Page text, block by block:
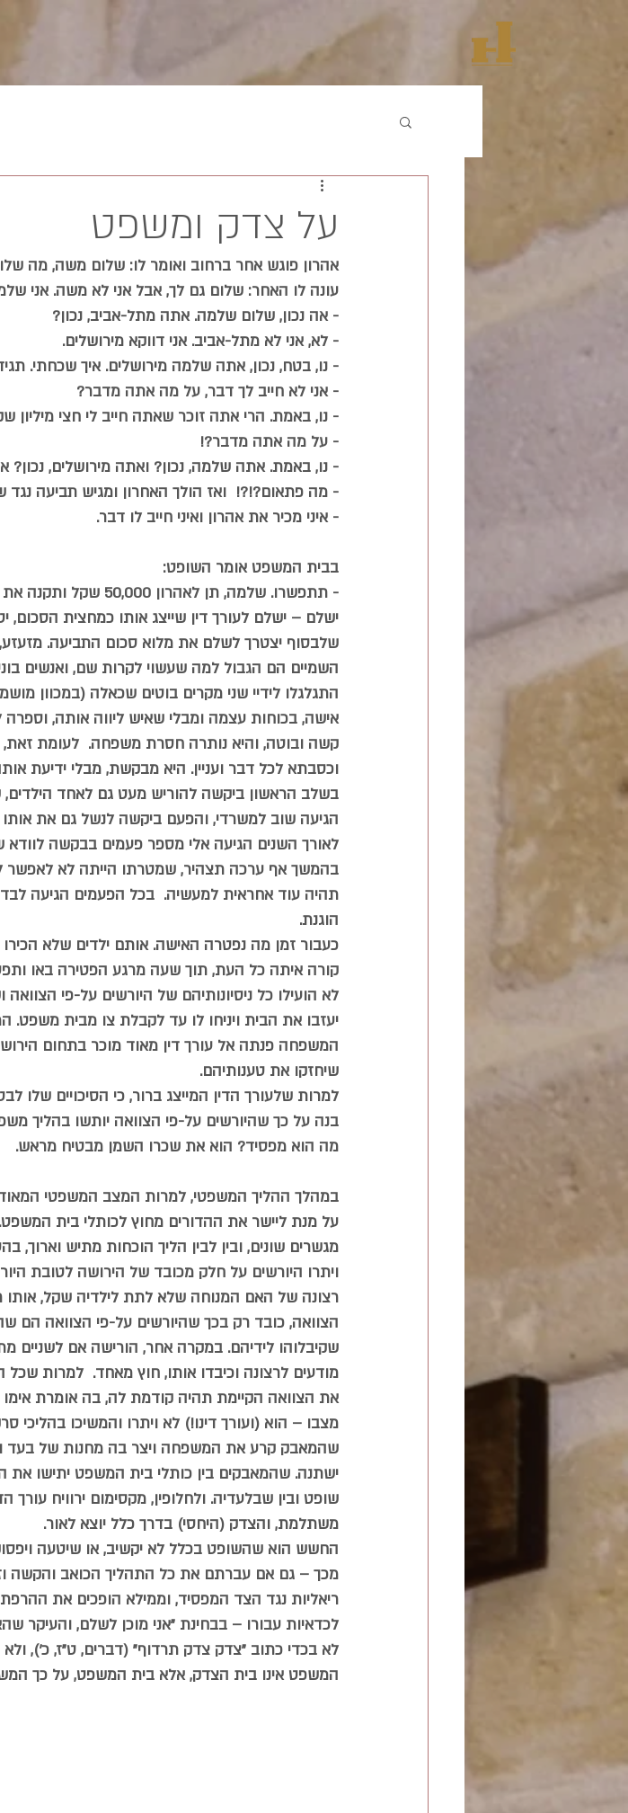
על צדק ומשפט
אהרון פוגש אחר ברחוב ואומר לו: שלום משה, מה
עונה לו האחר: שלום גם לך, אבל אני לא משה. אני
- אה נכון, שלום שלמה. אתה מתל-אביב, נכון?
- לא, אני לא מתל-אביב. אני דווקא מירושלים.
- נו, בטח, נכון, אתה שלמה מירושלים. איך שכחתי.
- אני לא חייב לך דבר, על מה אתה מדבר?
- נו, באמת. הרי אתה זוכר שאתה חייב לי חצי מיליון
- על מה אתה מדבר?!
- נו, באמת. אתה שלמה, נכון? ואתה מירושלים, נכון?
- מה פתאום?!?!  ואז הולך האחרון ומגיש תביעה נגד
- איני מכיר את אהרון ואיני חייב לו דבר.
בבית המשפט אומר השופט:
ישלם – ישלם לעורך דין שייצג אותו כמחצית הסכום,
שלבסוף יצטרך לשלם את מלוא סכום התביעה.
השמיים הם הגבול למה שעשוי לקרות שם, ואנשים
התגלגלו לידיי שני מקרים בוטים שכאלה (במכוון
אישה, בכוחות עצמה ומבלי שאיש ליווה אותה, וספרה
קשה ובוטה, והיא נותרה חסרת משפחה.  לעומת
וכסבתא לכל דבר ועניין. היא מבקשת, מבלי
בשלב הראשון ביקשה להוריש מעט גם לאחד
הגיעה שוב למשרדי, והפעם ביקשה לנשל גם את
לאורך השנים הגיעה אלי מספר פעמים בבקשה לוודא
בהמשך אף ערכה תצהיר, שמטרתו הייתה לא לאפשר
תהיה עוד אחראית למעשיה.  בכל הפעמים הגיעה
הוגנת.
כעבור זמן מה נפטרה האישה. אותם ילדים שלא
קורה איתה כל העת, תוך שעה מרגע הפטירה באו
לא הועילו כל ניסיונותיהם של היורשים על-פי
יעזבו את הבית ויניחו לו עד לקבלת צו מבית משפט.
המשפחה פנתה אל עורך דין מאוד מוכר בתחום
שיחזקו את טענותיהם.
למרות שלעורך הדין המייצג ברור, כי הסיכויים שלו
בנה על כך שהיורשים על-פי הצוואה יותשו בהליך
מה הוא מפסיד? הוא את שכרו השמן מבטיח מראש.
במהלך ההליך המשפטי, למרות המצב המשפטי
על מנת ליישר את ההדורים מחוץ לכותלי בית
מגשרים שונים, ובין לבין הליך הוכחות מתיש
ויתרו היורשים על חלק מכובד של הירושה לטובת
רצונה של האם המנוחה שלא לתת לילדיה שקל, אותו
הצוואה, כובד רק בכך שהיורשים על-פי הצוואה הם
שקיבלוהו לידיהם. במקרה אחר, הורישה אם לשניים
מודעים לרצונה וכיבדו אותו, חוץ מאחד.  למרות
את הצוואה הקיימת תהיה קודמת לה, בה אומרת
מצבו – הוא (ועורך דינו!) לא ויתרו והמשיכו
שהמאבק קרע את המשפחה ויצר בה מחנות של בעד
ישתנה. שהמאבקים בין כותלי בית המשפט יתישו
שופט ובין שבלעדיה. ולחלופין, מקסימום ירוויח
משתלמת, והצדק (היחסי) בדרך כלל יוצא לאור.
החשש הוא שהשופט בכלל לא יקשיב, או שיטעה
מכך – גם אם עברתם את כל התהליך הכואב והקשה
ריאליות נגד הצד המפסיד, וממילא הופכים את
לכדאיות עבורו – בבחינת "אני מוכן לשלם, והעיקר
לא בכדי כתוב "צדק צדק תרדוף" (דברים, ט"ז, כ'),
המשפט אינו בית הצדק, אלא בית המשפט, על כך